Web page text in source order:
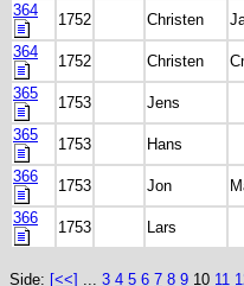
364
1752 Christen
364
1752 Christen
365
1753 Jens
365
1753 Hans
366
1753 Jon
366
1753 Lars
Side: [<<] ... 3 4 5 6 7 8 9 10 11